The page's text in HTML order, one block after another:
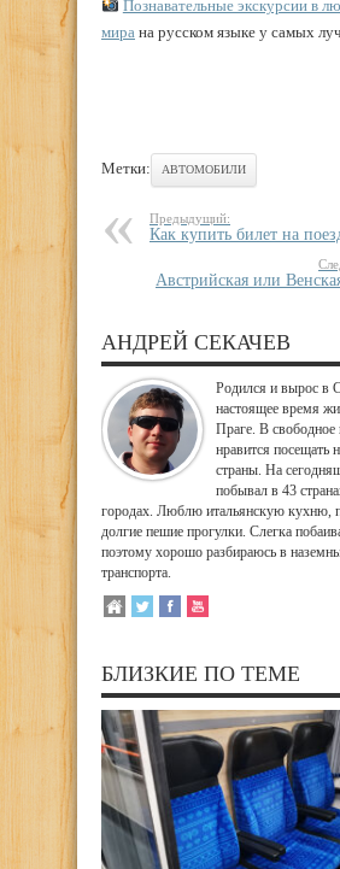
Познавательные экскурсии в
мира на русском языке у самых
Метки: АВТОМОБИЛИ
Предыдущий:
Как купить билет на
Австрийская или
АНДРЕЙ СЕКАЧЕВ
Родился и вырос в
настоящее время
Праге. В
нравится посещать
страны. На
побывал в 43
городах. Люблю итальянскую кухню,
долгие пешие прогулки. Слегка
поэтому хорошо разбираюсь в
транспорта.
БЛИЗКИЕ ПО ТЕМЕ